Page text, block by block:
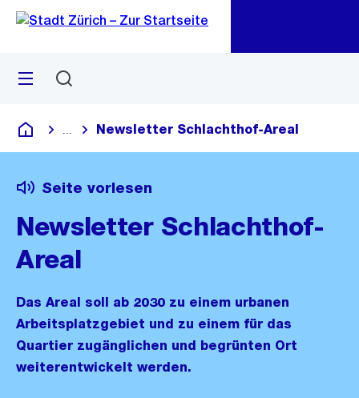
Navigation
Sprunglink
Menü
Deutsch
Blende alle Breadcrumbs ein
Newsletter Schlachthof-Areal
Seite vorlesen
Newsletter Schlachthof-
Areal
Das Areal soll ab 2030 zu einem urbanen
Arbeitsplatzgebiet und zu einem für das
Quartier zugänglichen und begrünten Ort
weiterentwickelt werden.